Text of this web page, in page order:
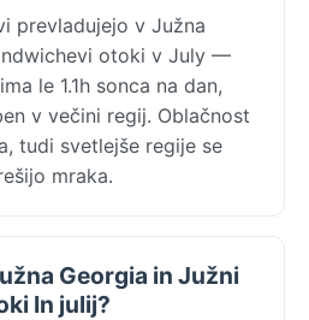
prevladujejo v Južna
otoki v July —
le 1.1h sonca na dan,
v večini regij. Oblačnost
tudi svetlejše regije se
mraka.
Georgia in Južni
In julij?